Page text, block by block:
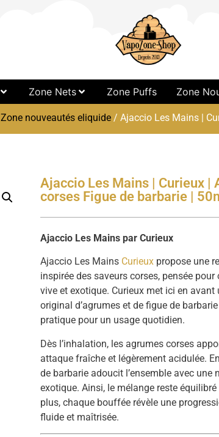
Zone Nets Zone Puffs Zone
Zone nouveautés eliquide / Ajaccio Les Mains |
Ajaccio Les Mains | Curieux |
corses Figue de barbarie |
Ajaccio Les Mains par Curieux
Ajaccio Les Mains Curieux propose une
inspirée des saveurs corses, pensée
vive et exotique. Curieux met ici en avant
original d’agrumes et de figue de
pratique pour un usage quotidien.
Dès l’inhalation, les agrumes corses
attaque fraîche et légèrement acidulée.
de barbarie adoucit l’ensemble avec une
exotique. Ainsi, le mélange reste
plus, chaque bouffée révèle une
fluide et maîtrisée.